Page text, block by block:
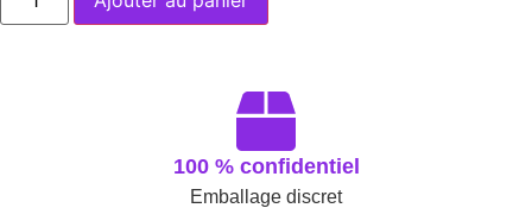
100 % confidentiel
Emballage discret